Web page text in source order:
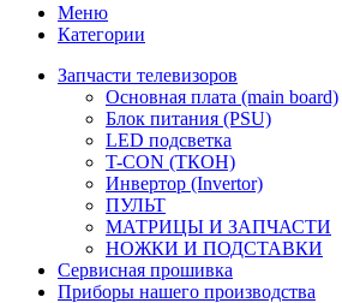
Меню
Категории
Запчасти телевизоров
Основная плата (main board)
Блок питания (PSU)
LED подсветка
T-CON (ТКОН)
Инвертор (Invertor)
ПУЛЬТ
МАТРИЦЫ И ЗАПЧАСТИ
НОЖКИ И ПОДСТАВКИ
Сервисная прошивка
Приборы нашего производства